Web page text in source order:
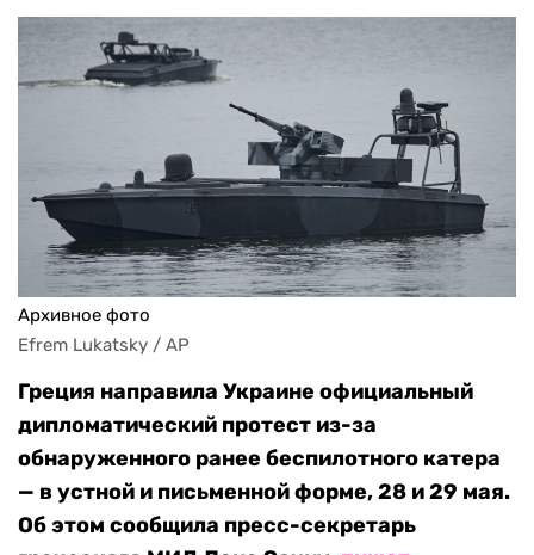
Архивное фото
Efrem Lukatsky / AP
Греция направила Украине официальный
дипломатический протест из-за
обнаруженного ранее беспилотного катера
— в устной и письменной форме, 28 и 29 мая.
Об этом сообщила пресс-секретарь